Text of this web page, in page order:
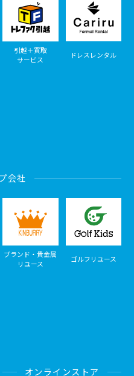
引越＋買取
サービス
ドレスレンタル
会社
ブランド・貴金属
リユース
ゴルフリユース
オンラインストア